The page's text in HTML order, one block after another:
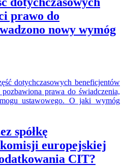
prawo do
nowy wymóg
dotychczasowych beneficjentów
prawa do świadczenia,
ustawowego. O jaki wymóg
spółkę
europejskiej
CIT?